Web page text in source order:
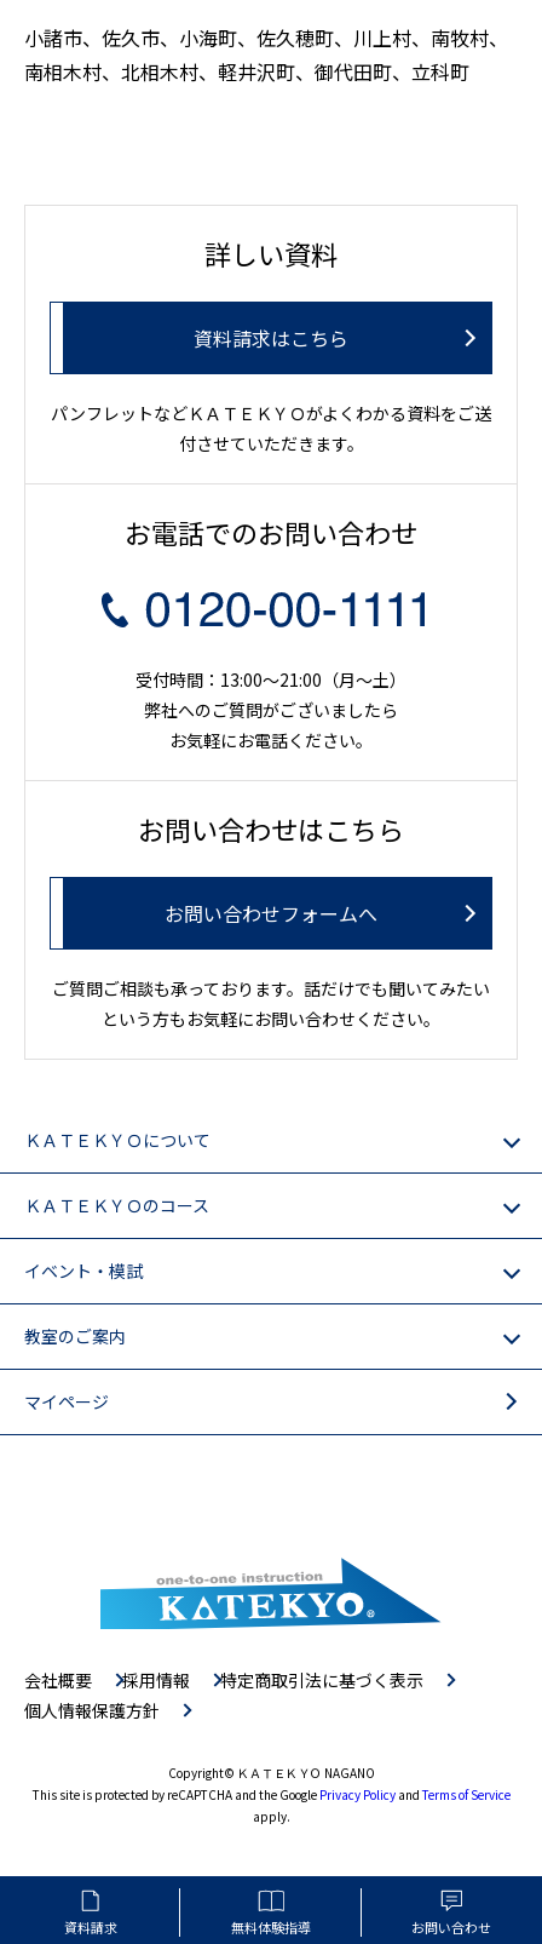
小諸市、佐久市、小海町、佐久穂町、川上村、南牧村、
南相木村、北相木村、軽井沢町、御代田町、立科町
詳しい資料
資料請求はこちら
パンフレットなどＫＡＴＥＫＹＯがよくわかる資料をご送
付させていただきます。
お電話でのお問い合わせ
受付時間：13:00～21:00（月〜土）
弊社へのご質問がございましたら
お気軽にお電話ください。
お問い合わせはこちら
お問い合わせフォームへ
ご質問ご相談も承っております。話だけでも聞いてみたい
という方もお気軽にお問い合わせください。
ＫＡＴＥＫＹＯについて
ＫＡＴＥＫＹＯのコース
イベント・模試
教室のご案内
マイページ
会社概要 採用情報
特定商取引法に基づく表示
個人情報保護方針
Copyright© ＫＡＴＥＫＹＯ NAGANO
This site is protected by reCAPTCHA and the Google Privacy PolicyandTerms of Service
apply.
資料請求 無料体験指導 お問い合わせ